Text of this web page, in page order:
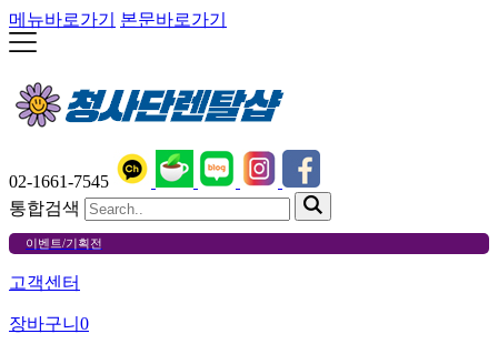
메뉴바로가기 본문바로가기
02-1661-7545
통합검색
이벤트/기획전
고객센터
장바구니 0